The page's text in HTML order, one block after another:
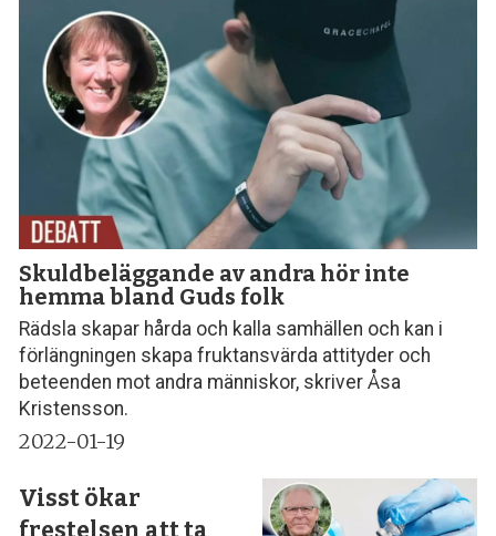
Skuldbeläggande av andra hör inte
hemma bland Guds folk
Rädsla skapar hårda och kalla samhällen och kan i
förlängningen skapa fruktansvärda attityder och
beteenden mot andra människor, skriver Åsa
Kristensson.
2022-01-19
Visst ökar
frestelsen att ta